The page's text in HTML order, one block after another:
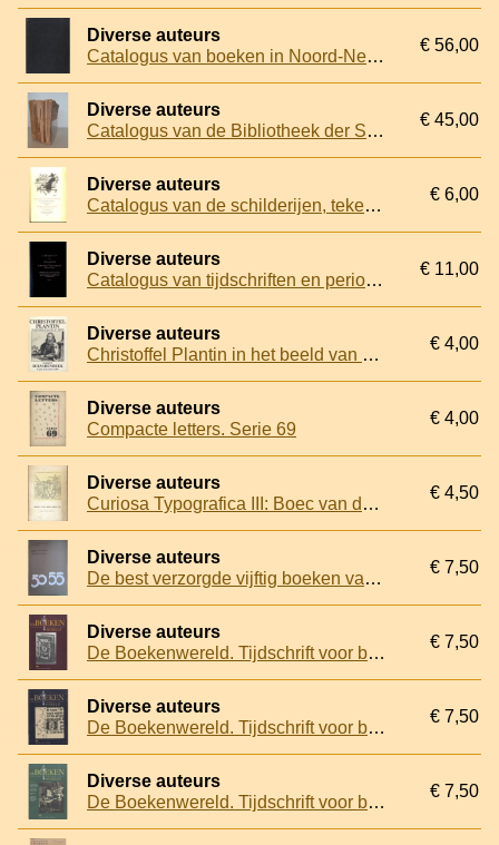
Diverse auteurs
Catalogus van boeken in Noord-Nederland verschenen van den vroegsten tijd tot op heden. I-X.
€ 56,00
Diverse auteurs
Catalogus van de Bibliotheek der Stad Amsterdam (6 delen)
€ 45,00
Diverse auteurs
Catalogus van de schilderijen, tekeningen, grafiek, sculpturen, penningen, boek en handschriften, oude instrumenten en curiosa op de Medisch-Historische Tentoonstelling
€ 6,00
Diverse auteurs
Catalogus van tijdschriften en periodisch verschijnende publicaties aanwezig in de centrale boekerij van de Koninklijke Vereeniging "Koloniaal Instituut" te Amsterdam
€ 11,00
Diverse auteurs
Christoffel Plantin in het beeld van de 16de eeuw
€ 4,00
Diverse auteurs
Compacte letters. Serie 69
€ 4,00
Diverse auteurs
Curiosa Typografica III: Boec van den Houte. Legende van het Kruishout
€ 4,50
Diverse auteurs
De best verzorgde vijftig boeken van het jaar 1966. Jury-rapport en catalogus
€ 7,50
Diverse auteurs
De Boekenwereld. Tijdschrift voor boek en prent - Jaargang 12 (5 nummers, compleet)
€ 7,50
Diverse auteurs
De Boekenwereld. Tijdschrift voor boek en prent - Jaargang 13 (5 nummers, compleet)
€ 7,50
Diverse auteurs
De Boekenwereld. Tijdschrift voor boek en prent - Jaargang 14 (5 nummers, compleet)
€ 7,50